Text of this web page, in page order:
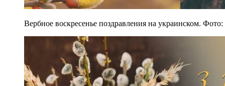
Вербное воскресенье поздравления на украинском.